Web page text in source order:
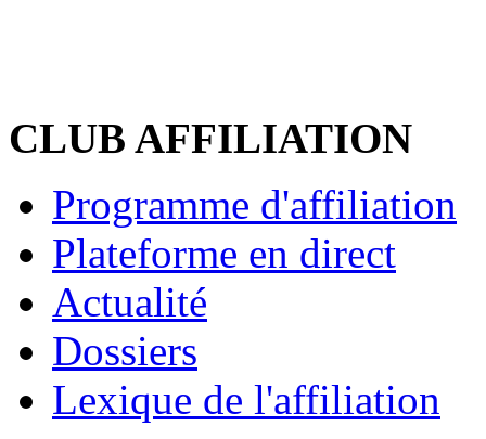
CLUB AFFILIATION
Programme d'affiliation
Plateforme en direct
Actualité
Dossiers
Lexique de l'affiliation